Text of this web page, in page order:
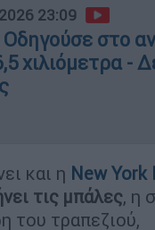
23:09
Οδηγούσε στο
χιλιόμετρα -
και η New York
τις μπάλες, η
του τραπεζιού,